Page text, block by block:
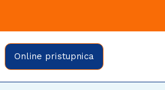
Sarajevo
fronte Sarajevo
Online pristupnica